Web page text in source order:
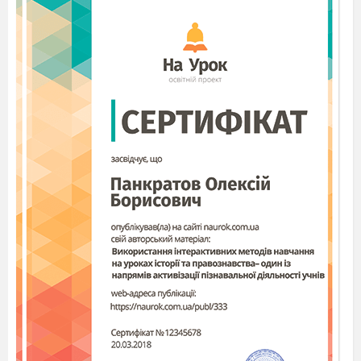
І ангіну, й трахеїт.
Завжди весело мені,
Як хворіють діти.
Я – росту , міцнію,
Набираюсь сили
Як хворіють діти.
Без хвороби я страждаю,
Без ангіни – помираю.
Це для мене – жах!
Мікробчик
Ну як, будете з нами
товаришувати?
Хлопчики
Ні , не хочемо. Ми зараз
покличемо своїх вірних друзів. Рятуйте
нас!
Мікробчик з Вірусом хлопців ховають за
ширму
На сцені з
являються Вітамінки ( Танець. У